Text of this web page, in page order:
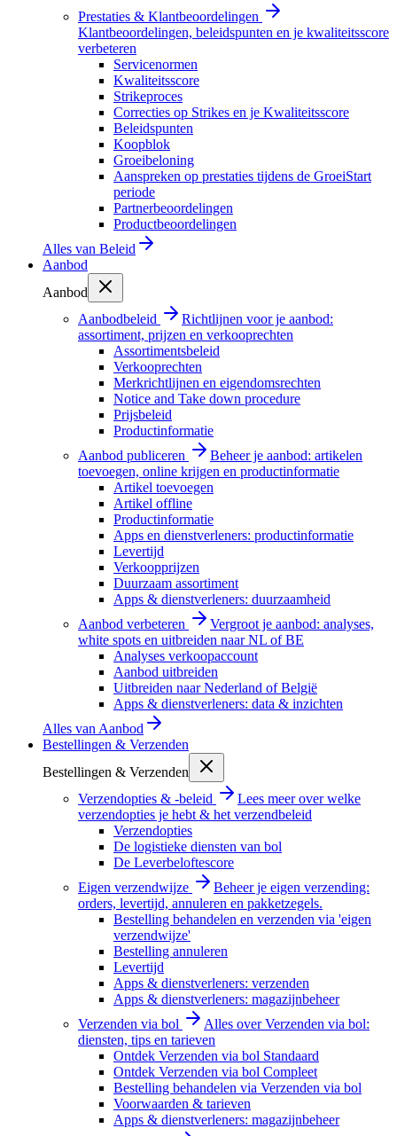
Prestaties & Klantbeoordelingen
Klantbeoordelingen, beleidspunten en je kwaliteitsscore
verbeteren
Servicenormen
Kwaliteitsscore
Strikeproces
Correcties op Strikes en je Kwaliteitsscore
Beleidspunten
Koopblok
Groeibeloning
Aanspreken op prestaties tijdens de GroeiStart
periode
Partnerbeoordelingen
Productbeoordelingen
Alles van Beleid
Aanbod
Aanbod
Aanbodbeleid
Richtlijnen voor je aanbod:
assortiment, prijzen en verkooprechten
Assortimentsbeleid
Verkooprechten
Merkrichtlijnen en eigendomsrechten
Notice and Take down procedure
Prijsbeleid
Productinformatie
Aanbod publiceren
Beheer je aanbod: artikelen
toevoegen, online krijgen en productinformatie
Artikel toevoegen
Artikel offline
Productinformatie
Apps en dienstverleners: productinformatie
Levertijd
Verkoopprijzen
Duurzaam assortiment
Apps & dienstverleners: duurzaamheid
Aanbod verbeteren
Vergroot je aanbod: analyses,
white spots en uitbreiden naar NL of BE
Analyses verkoopaccount
Aanbod uitbreiden
Uitbreiden naar Nederland of België
Apps & dienstverleners: data & inzichten
Alles van Aanbod
Bestellingen & Verzenden
Bestellingen & Verzenden
Verzendopties & -beleid
Lees meer over welke
verzendopties je hebt & het verzendbeleid
Verzendopties
De logistieke diensten van bol
De Leverbeloftescore
Eigen verzendwijze
Beheer je eigen verzending:
orders, levertijd, annuleren en pakketzegels.
Bestelling behandelen en verzenden via 'eigen
verzendwijze'
Bestelling annuleren
Levertijd
Apps & dienstverleners: verzenden
Apps & dienstverleners: magazijnbeheer
Verzenden via bol
Alles over Verzenden via bol:
diensten, tips en tarieven
Ontdek Verzenden via bol Standaard
Ontdek Verzenden via bol Compleet
Bestelling behandelen via Verzenden via bol
Voorwaarden & tarieven
Apps & dienstverleners: magazijnbeheer